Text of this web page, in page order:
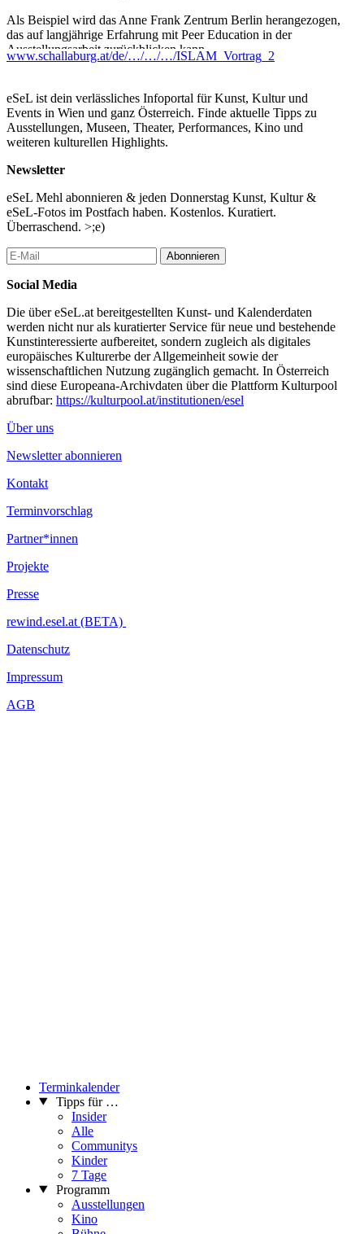
Als Beispiel wird das Anne Frank Zentrum Berlin herangezogen,
das auf langjährige Erfahrung mit Peer Education in der
Ausstellungsarbeit zurückblicken kann.
Sie ist langjährige freie Mitarbeiterin im Anne-Frank-Zentrum
Berlin, in dem sie in verschiedenen Projekten involviert ist. Ihr
Arbeitsschwerpunkt liegt auf dem Konzept der Peer Education in
der historisch-politischen Bildungsarbeit. Sie selbst ist als Peer
Guide-Trainerin in verschiedenen Ausstellungen des Anne-Frank-
Zentrums tätig. Darüber hinaus engagiert sie sich in der deutsch-
Von 18. März bis 5. November 2017 präsentiert die Schallaburg
die Ausstellung ISLAM. Im Fokus der Ausstellung steht das
Verhältnis zwischen muslimisch und ?westlich abendländisch?
geprägten Kulturen in Österreich. Ausgangspunkt sind aktuelle
Begegnungsräume von heute: Anhand ?vertrauter? Situationen im
täglichen Zusammenleben werden aktuelle Fragen, historische
Mittelpunkt gerückt. Sie laden zu einer vertieften kulturellen
Begegnung ein.
Im Zuge der ISLAM Ausstellung geben öffentliche Gastvorträge
auf der Schallaburg Einblicke in das Thema und in die
didaktischen Zugänge. Die öffentliche Vortragsreihe startet am
21. Oktober 2016 und endet am 10. März 2017.
...Mehr lesen
www.schallaburg.at/de/…/…/…/ISLAM_Vortrag_2
eSeL ist dein verlässliches Infoportal für Kunst, Kultur und
Events in Wien und ganz Österreich. Finde aktuelle Tipps zu
Ausstellungen, Museen, Theater, Performances, Kino und
weiteren kulturellen Highlights.
Newsletter
eSeL Mehl abonnieren & jeden Donnerstag Kunst, Kultur &
eSeL-Fotos im Postfach haben. Kostenlos. Kuratiert.
Überraschend. >;e)
Abonnieren
Social Media
Die über eSeL.at bereitgestellten Kunst- und Kalenderdaten
werden nicht nur als kuratierter Service für neue und bestehende
Kunstinteressierte aufbereitet, sondern zugleich als digitales
europäisches Kulturerbe der Allgemeinheit sowie der
wissenschaftlichen Nutzung zugänglich gemacht. In Österreich
sind diese Europeana-Archivdaten über die Plattform Kulturpool
abrufbar: https://kulturpool.at/institutionen/esel
Über uns
Newsletter abonnieren
Kontakt
Terminvorschlag
Partner*innen
Projekte
Presse
rewind.esel.at (BETA)
Datenschutz
Impressum
AGB
Terminkalender
Tipps für …
Insider
Alle
Communitys
Kinder
7 Tage
Programm
Ausstellungen
Kino